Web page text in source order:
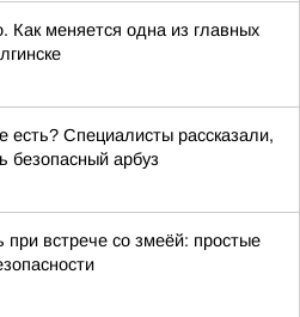
Как меняется одна из главных
есть? Специалисты рассказали,
безопасный арбуз
при встрече со змеёй: простые